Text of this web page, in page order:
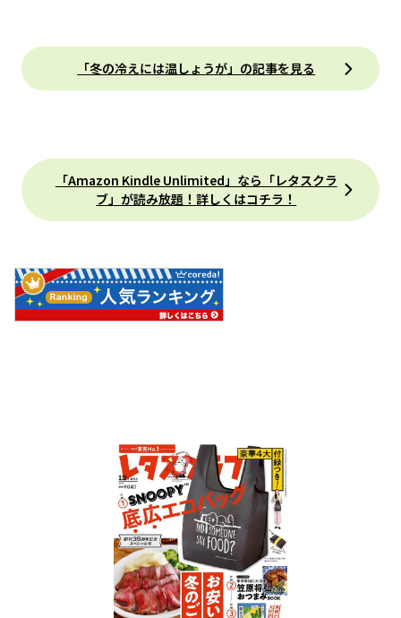
「冬の冷えには温しょうが」の記事を見る
「Amazon Kindle Unlimited」なら「レタスクラ
ブ」が読み放題！詳しくはコチラ！